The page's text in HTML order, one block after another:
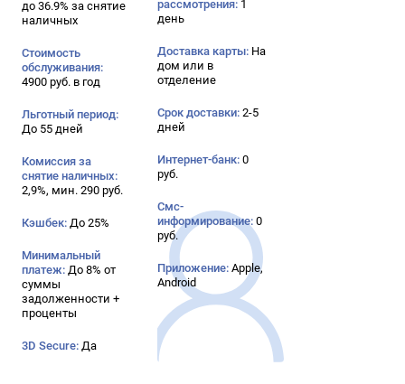
до 36.9% за снятие
наличных
Стоимость
обслуживания:
4900 руб. в год
Льготный период:
До 55 дней
Комиссия за
снятие наличных:
2,9%, мин. 290 руб.
Кэшбек: До 25%
Минимальный
платеж: До 8% от
суммы
задолженности +
проценты
3D Secure: Да
рассмотрения: 1
день
Доставка карты: На
дом или в
отделение
Срок доставки: 2-5
дней
Интернет-банк: 0
руб.
Смс-
информирование: 0
руб.
Приложение: Apple,
Android